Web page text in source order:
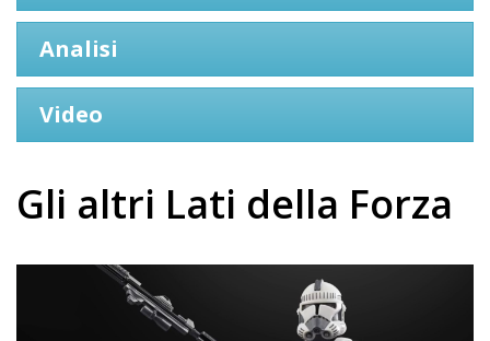
Analisi
Video
Gli altri Lati della Forza